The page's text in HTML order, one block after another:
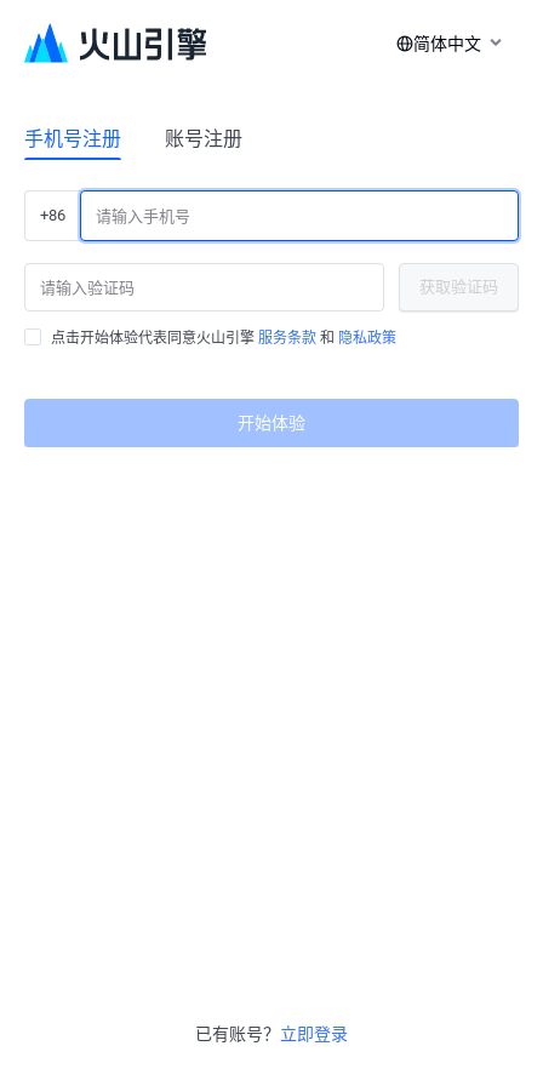
简体中文
手机号注册 账号注册
+86
获取验证码
点击开始体验代表同意火山引擎 服务条款 和 隐私政策
开始体验
已有账号？ 立即登录